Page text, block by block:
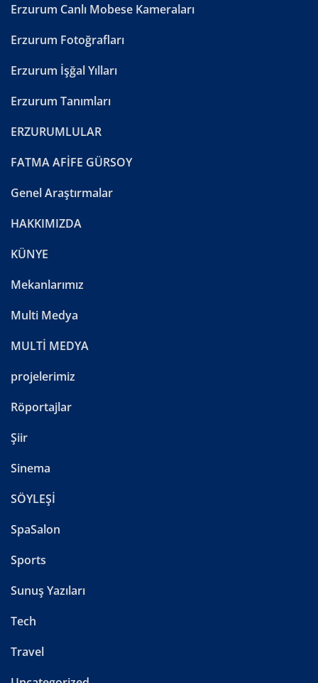
Erzurum Canlı Mobese Kameraları
Erzurum Fotoğrafları
Erzurum İşğal Yılları
Erzurum Tanımları
ERZURUMLULAR
FATMA AFİFE GÜRSOY
Genel Araştırmalar
HAKKIMIZDA
KÜNYE
Mekanlarımız
Multi Medya
MULTİ MEDYA
projelerimiz
Röportajlar
Şiir
Sinema
SÖYLEŞİ
SpaSalon
Sports
Sunuş Yazıları
Tech
Travel